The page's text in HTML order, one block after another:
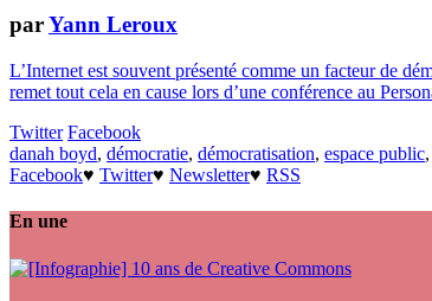
parYann Leroux
L’Internet est souvent présenté comme un facteur de
remet tout cela en cause lors d’une conférence au
Twitter Facebook
danah boyd, démocratie, démocratisation, espace public,
Facebook♥ Twitter♥ Newsletter♥ RSS
En une